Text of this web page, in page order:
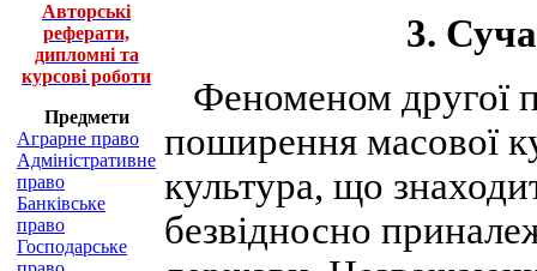
Авторські
реферати,
дипломні та
курсові роботи
Предмети
Аграрне право
Адміністративне
право
Банківське
право
Господарське
3.
Феноменом другої
поширення масової
культура, що
безвідносно